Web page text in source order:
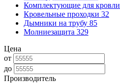
Комплектующие для кровли
Кровельные проходки 32
Дымники на трубу 85
Молниезащита 329
Цена
от
до
Производитель